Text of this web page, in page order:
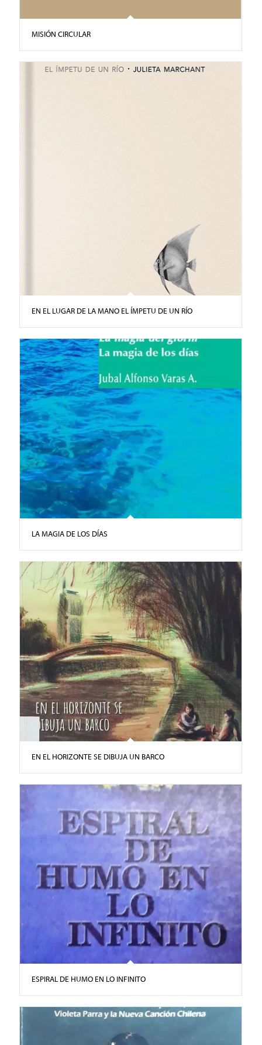
MISIÓN CIRCULAR
EN EL LUGAR DE LA MANO EL ÍMPETU DE UN RÍO
LA MAGIA DE LOS DÍAS
EN EL HORIZONTE SE DIBUJA UN BARCO
ESPIRAL DE HUMO EN LO INFINITO